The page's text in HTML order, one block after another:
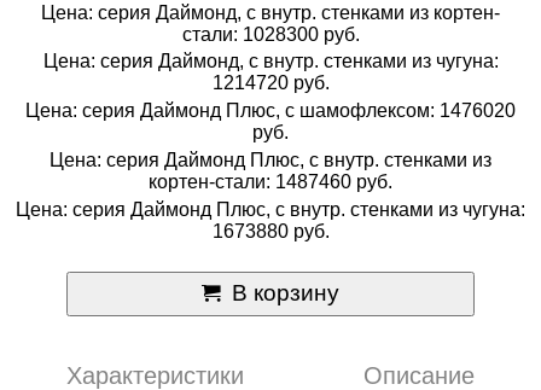
Цена: серия Даймонд, с внутр. стенками из кортен-
стали: 1028300 руб.
Цена: серия Даймонд, с внутр. стенками из чугуна:
1214720 руб.
Цена: серия Даймонд Плюс, с шамофлексом: 1476020
руб.
Цена: серия Даймонд Плюс, с внутр. стенками из
кортен-стали: 1487460 руб.
Цена: серия Даймонд Плюс, с внутр. стенками из чугуна:
1673880 руб.
В корзину
Характеристики Описание